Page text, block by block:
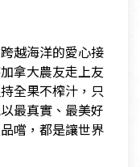
越海洋的愛心接
拿大農友走上友
全果不榨汁，只
最真實、最美好
嚐，都是讓世界